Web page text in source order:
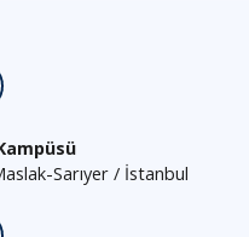
Sarıyer / İstanbul